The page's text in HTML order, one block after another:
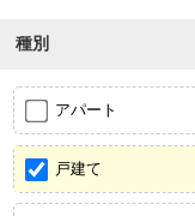
種別
アパート
戸建て